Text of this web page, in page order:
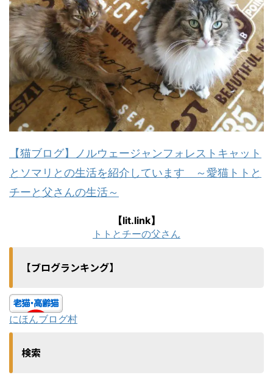
【猫ブログ】ノルウェージャンフォレストキャット
とソマリとの生活を紹介しています ～愛猫トトと
チーと父さんの生活～
【lit.link】
トトとチーの父さん
【ブログランキング】
にほんブログ村
検索